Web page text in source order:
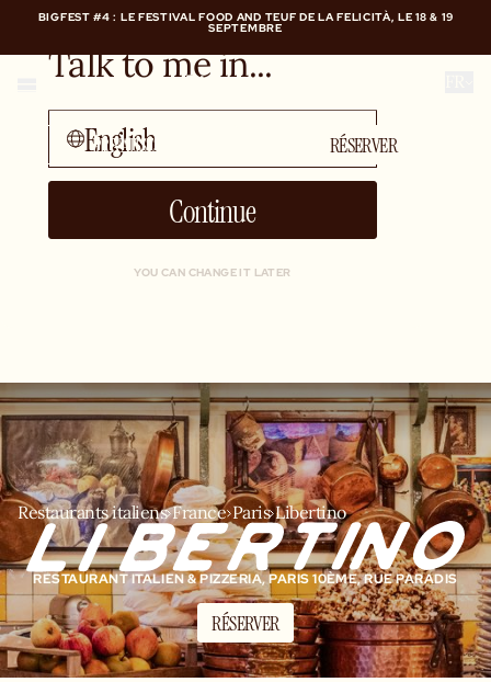
Talk to me in...
English
Continue
YOU CAN CHANGE IT LATER
BIGFEST #4 : LE FESTIVAL FOOD AND TEUF DE LA FELICITÀ, LE 18 & 19
SEPTEMBRE
BIGFEST #4 : LE FESTIVAL FOOD AND TEUF DE LA FELICITÀ, LE 18 & 19
SEPTEMBRE
PRIVATISER RÉSERVER
Restaurants italiens France Paris Libertino
RESTAURANT ITALIEN & PIZZERIA, PARIS 10ÈME, RUE PARADIS
RÉSERVER